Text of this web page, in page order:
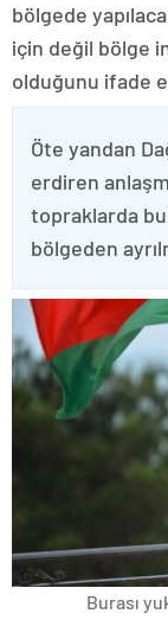
bölgede
için değil bölge
olduğunu ifade
Öte yandan
erdiren
topraklarda
bölgeden
Burası